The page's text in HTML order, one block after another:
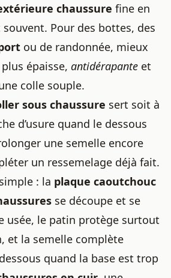
chaussure fine en
Pour des bottes, des
ou de randonnée, mieux
épaisse, antidérapante et
colle souple.
sous chaussure sert soit à
d’usure quand le dessous
une semelle encore
un ressemelage déjà fait.
: la plaque caoutchouc
se découpe et se
usée, le patin protège surtout
et la semelle complète
quand la base est trop